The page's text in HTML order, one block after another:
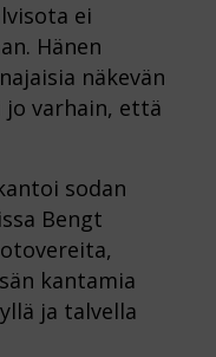
ei
Hänen
näkevän
jo varhain, että
sodan
Bengt
kantamia
ja talvella